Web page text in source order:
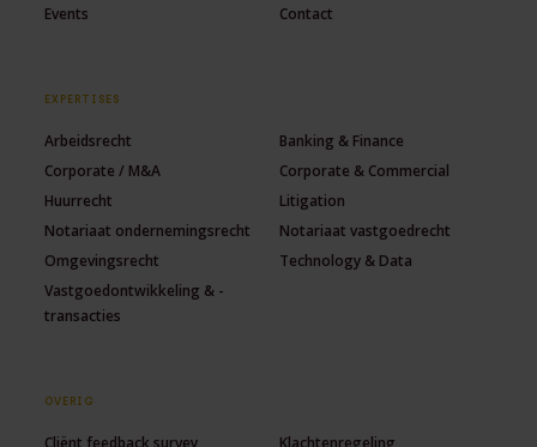
Events
Contact
EXPERTISES
Arbeidsrecht
Banking & Finance
Corporate / M&A
Corporate & Commercial
Huurrecht
Litigation
Notariaat ondernemingsrecht
Notariaat vastgoedrecht
Omgevingsrecht
Technology & Data
Vastgoedontwikkeling & -
transacties
OVERIG
Cliënt feedback survey Klachtenregeling